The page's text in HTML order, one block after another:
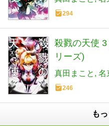
294
殺戮の天使
リーズ)
真田まこと 名
246
も